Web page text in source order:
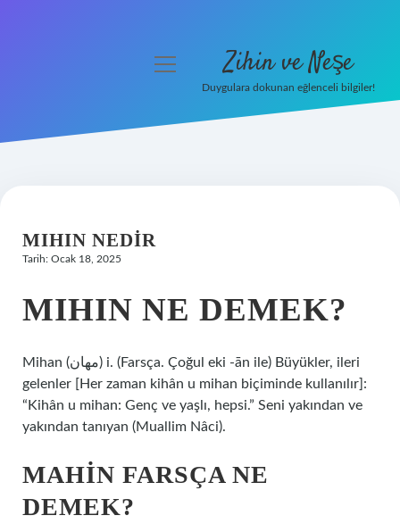
Hakkımızda
menüyü
Zihin ve Neşe
Duygulara dokunan eğlenceli bilgiler!
MIHIN NEDIR
Tarih: Ocak 18, 2025
MIHIN NE DEMEK?
Mihan (ﻣﻬﺎﻥ) i. (Farsça. Çoğul eki -ān ile) Büyükler, ileri
gelenler [Her zaman kihân u mihan biçiminde kullanılır]:
“Kihân u mihan: Genç ve yaşlı, hepsi.” Seni yakından ve
yakından tanıyan (Muallim Nâci).
MAHIN FARSÇA NE
DEMEK?